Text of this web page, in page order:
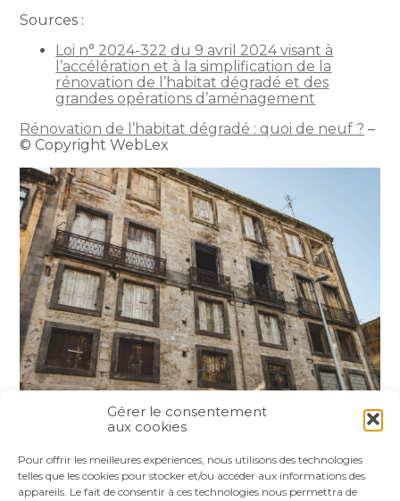
Gérer le consentement
aux cookies
Pour offrir les meilleures expériences, nous utilisons des technologies
telles que les cookies pour stocker et/ou accéder aux informations des
appareils. Le fait de consentir à ces technologies nous permettra de
Sources :
Loi n° 2024-322 du 9 avril 2024 visant à
l’accélération et à la simplification de la
rénovation de l’habitat dégradé et des
grandes opérations d’aménagement
Rénovation de l’habitat dégradé : quoi de neuf ? –
© Copyright WebLex